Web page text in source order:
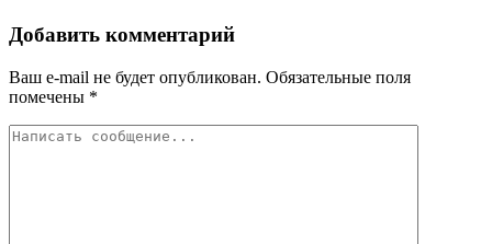
Добавить комментарий
Ваш e-mail не будет опубликован. Обязательные поля
помечены *